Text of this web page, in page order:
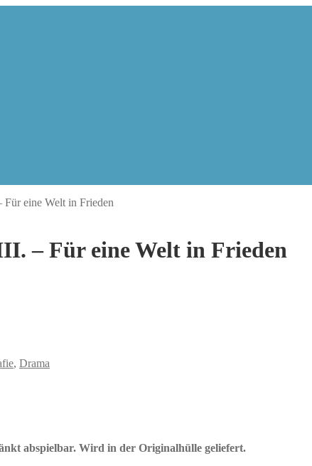
eine Welt in Frieden
– Für eine Welt in Frieden
, Drama
abspielbar. Wird in der Originalhülle geliefert.